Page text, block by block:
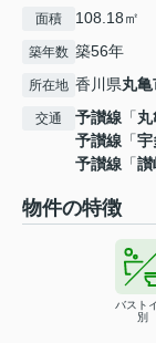
面積 108.18㎡
築年数 築56年
所在地 香川県丸亀
交通 予讃線 「
予讃線 「宇
予讃線 「讃
物件の特徴
バスト
別